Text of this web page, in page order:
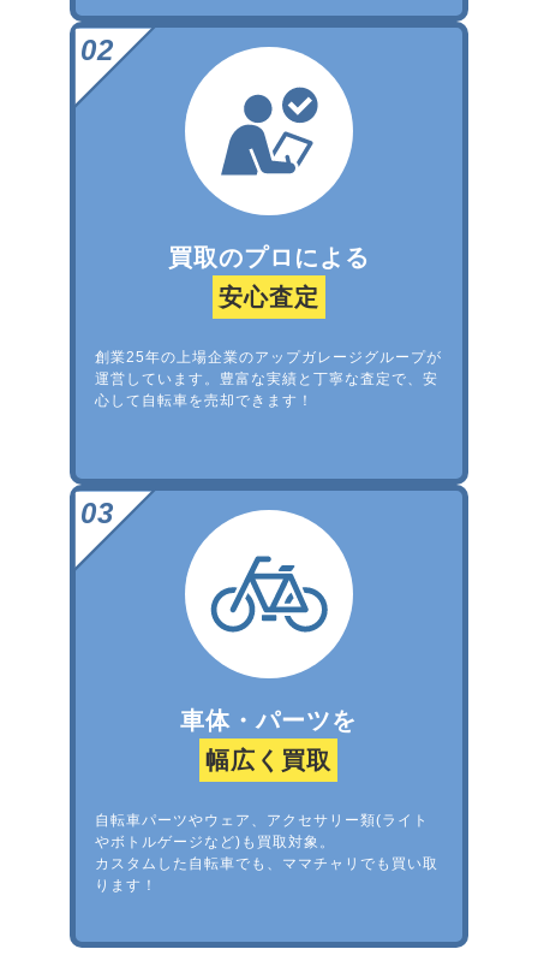
買取のプロによる
安心査定
創業25年の上場企業のアップガレージグループが
運営しています。豊富な実績と丁寧な査定で、安
心して自転車を売却できます！
車体・パーツを
幅広く買取
自転車パーツやウェア、アクセサリー類(ライト
やボトルゲージなど)も買取対象。
カスタムした自転車でも、ママチャリでも買い取
ります！